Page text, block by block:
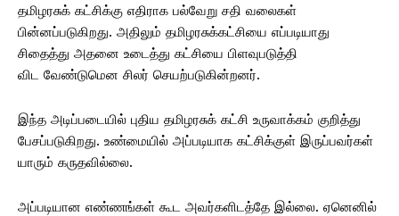
தமிழரசுக் கட்சிக்கு எதிராக பல்வேறு சதி வலைகள்
பின்னப்படுகிறது. அதிலும் தமிழரசுக்கட்சியை எப்படியாது
சிதைத்து அதனை உடைத்து கட்சியை பிளவுபடுத்தி
விட வேண்டுமென சிலர் செயற்படுகின்றனர்.
இந்த அடிப்படையில் புதிய தமிழரசுக் கட்சி உருவாக்கம் குறித்து
பேசப்படுகிறது. உண்மையில் அப்படியாக கட்சிக்குள் இருப்பவர்கள்
யாரும் கருதவில்லை.
அப்படியான எண்ணங்கள் கூட அவர்களிடத்தே இல்லை. ஏனெனில்